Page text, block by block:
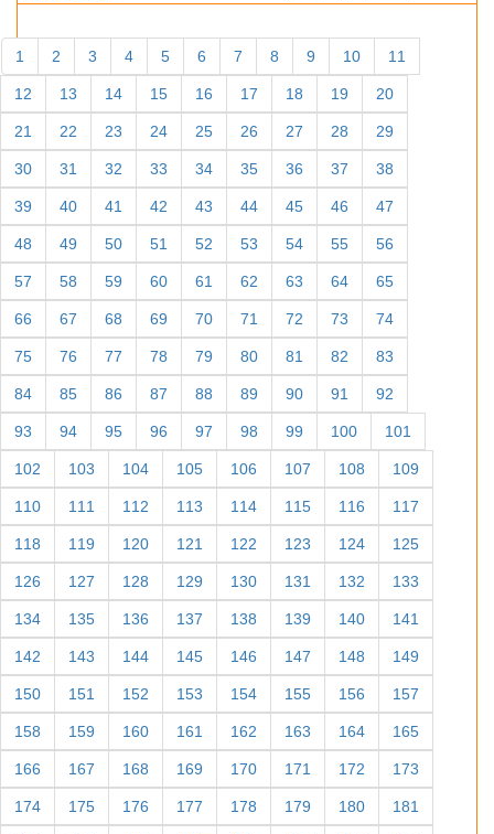
1 2 3 4 5 6 7 8 9 10 11
12 13 14 15 16 17 18 19 20
21 22 23 24 25 26 27 28 29
30 31 32 33 34 35 36 37 38
39 40 41 42 43 44 45 46 47
48 49 50 51 52 53 54 55 56
57 58 59 60 61 62 63 64 65
66 67 68 69 70 71 72 73 74
75 76 77 78 79 80 81 82 83
84 85 86 87 88 89 90 91 92
93 94 95 96 97 98 99 100 101
102 103 104 105 106 107 108 109
110 111 112 113 114 115 116 117
118 119 120 121 122 123 124 125
126 127 128 129 130 131 132 133
134 135 136 137 138 139 140 141
142 143 144 145 146 147 148 149
150 151 152 153 154 155 156 157
158 159 160 161 162 163 164 165
166 167 168 169 170 171 172 173
174 175 176 177 178 179 180 181